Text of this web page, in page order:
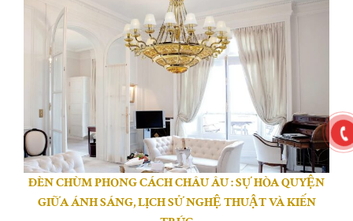
ĐÈN CHÙM PHONG CÁCH CHÂU ÂU : SỰ HÒA QUYỆN
GIỮA ÁNH SÁNG, LỊCH SỬ NGHỆ THUẬT VÀ KIẾN